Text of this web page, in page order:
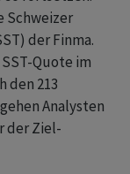
Schweizer
der Finma.
Quote im
den 213
Analysten
der Ziel-